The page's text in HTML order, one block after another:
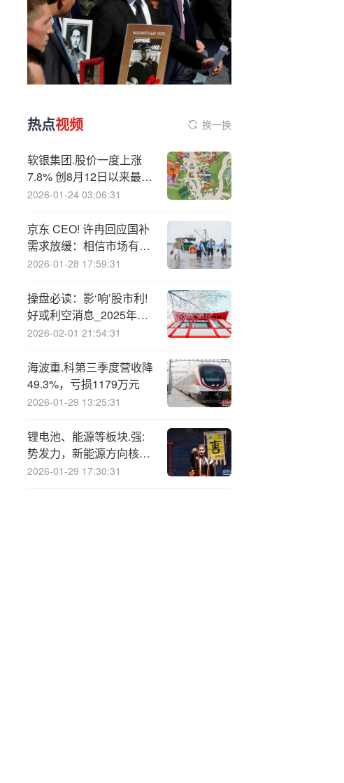
热点视频 换一换
软银集团.股价一度上涨
7.8% 创8月12日以来最大
涨幅
2026-01-24 03:06:31
京东 CEO! 许冉回应国补
需求放缓：相信市场有预
期，增长动力将更加多元
2026-01-28 17:59:31
操盘必读：影‘响’股市利!
好或利空消息_2025年10
月23日_财经新闻
2026-02-01 21:54:31
海波重.科第三季度营收降
49.3%，亏损1179万元
2026-01-29 13:25:31
锂电池、能源等板块.强:
势发力，新能源方向核心
机遇再起
2026-01-29 17:30:31